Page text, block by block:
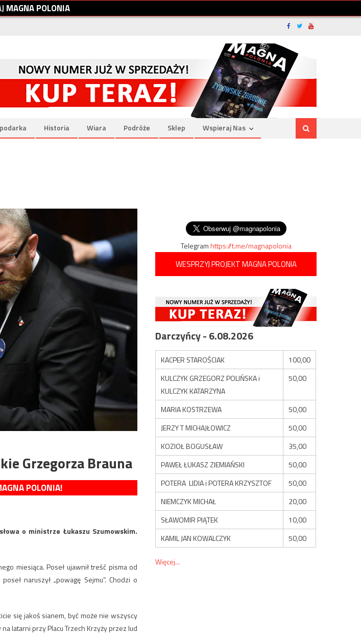
JMAGNAPOLONIA
Historia Wiara Podróże Sklep Wspieraj Nas
Grzegorza Brauna
POLONIA!
o ministrze Łukaszu Szumowskim.
miesiąca. Poseł ujawnił treść pisma od
naruszył „powagę Sejmu”. Chodzi o
się jakoś sianem, być może nie wszyscy
latarni przy Placu Trzech Krzyży przez lud
Telegramhttps://t.me/magnapolonia
WESPRZYJ PROJEKT MAGNA POLONIA
Darczyńcy - 6.08.2026
KACPER STAROŚCIAK
100,00
KULCZYK GRZEGORZ POLIŃSKA i
KULCZYK KATARZYNA
50,00
MARIA KOSTRZEWA
50,00
JERZY T MICHAJŁOWICZ
50,00
KOZIOŁ BOGUSŁAW
35,00
PAWEŁ ŁUKASZ ZIEMIAŃSKI
50,00
POTERA LIDIA i POTERA KRZYSZTOF
50,00
NIEMCZYK MICHAŁ
20,00
SŁAWOMIR PIĄTEK
10,00
KAMIL JAN KOWALCZYK
50,00
Więcej...